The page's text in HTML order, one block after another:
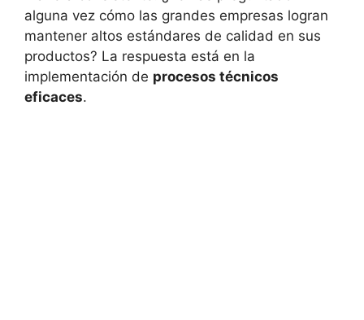
alguna vez cómo las grandes empresas logran
mantener altos estándares de calidad en sus
productos? La respuesta está en la
implementación de procesos técnicos
eficaces.